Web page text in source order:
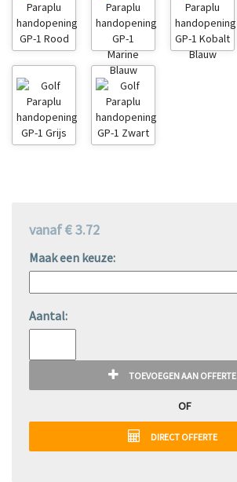
vanaf € 3.72
Maak een keuze:
Aantal:
TOEVOEGEN AAN OFFERTE
OF
DIRECT OFFERTE